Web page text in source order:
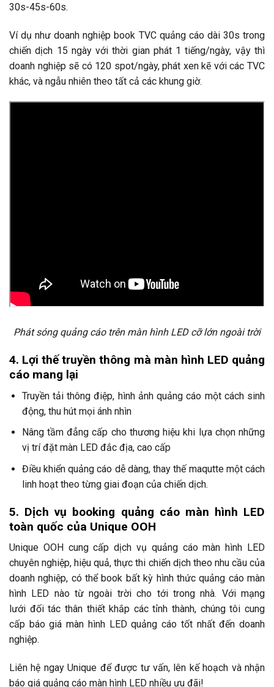
30s-45s-60s.
Ví dụ như doanh nghiệp book TVC quảng cáo dài 30s trong
chiến dịch 15 ngày với thời gian phát 1 tiếng/ngày, vậy thì
doanh nghiệp sẽ có 120 spot/ngày, phát xen kẽ với các TVC
khác, và ngẫu nhiên theo tất cả các khung giờ.
Phát sóng quảng cáo trên màn hình LED cỡ lớn ngoài trời
4. Lợi thế truyền thông mà màn hình LED quảng
cáo mang lại
Truyền tải thông điệp, hình ảnh quảng cáo một cách sinh
động, thu hút mọi ánh nhìn
Nâng tầm đẳng cấp cho thương hiệu khi lựa chọn những
vị trí đặt màn LED đắc địa, cao cấp
Điều khiển quảng cáo dễ dàng, thay thế maqutte một cách
linh hoạt theo từng giai đoạn của chiến dịch.
5. Dịch vụ booking quảng cáo màn hình LED
toàn quốc của Unique OOH
Unique OOH cung cấp dịch vụ quảng cáo màn hình LED
chuyên nghiệp, hiệu quả, thực thi chiến dịch theo nhu cầu của
doanh nghiệp, có thể book bất kỳ hình thức quảng cáo màn
hình LED nào từ ngoài trời cho tới trong nhà. Với mạng
lưới đối tác thân thiết khắp các tỉnh thành, chúng tôi cung
cấp báo giá màn hình LED quảng cáo tốt nhất đến doanh
nghiệp.
Liên hệ ngay Unique để được tư vấn, lên kế hoạch và nhận
báo giá quảng cáo màn hình LED nhiều ưu đãi!